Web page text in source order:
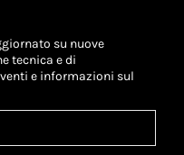
su nuove
tecnica e di
e informazioni sul